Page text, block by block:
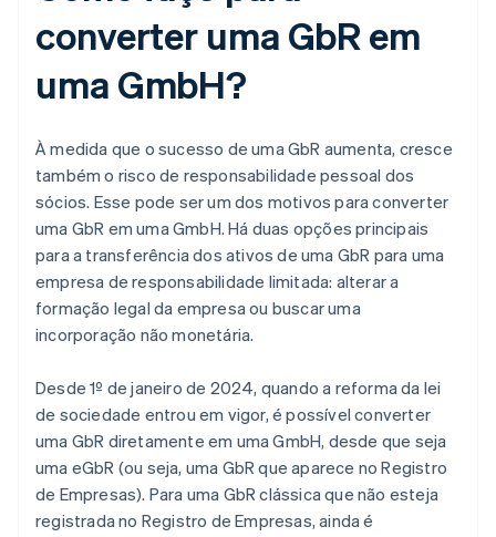
converter uma GbR em
uma GmbH?
À medida que o sucesso de uma GbR aumenta, cresce
também o risco de responsabilidade pessoal dos
sócios. Esse pode ser um dos motivos para converter
uma GbR em uma GmbH. Há duas opções principais
para a transferência dos ativos de uma GbR para uma
empresa de responsabilidade limitada: alterar a
formação legal da empresa ou buscar uma
incorporação não monetária.
Desde 1º de janeiro de 2024, quando a reforma da lei
de sociedade entrou em vigor, é possível converter
uma GbR diretamente em uma GmbH, desde que seja
uma eGbR (ou seja, uma GbR que aparece no Registro
de Empresas). Para uma GbR clássica que não esteja
registrada no Registro de Empresas, ainda é